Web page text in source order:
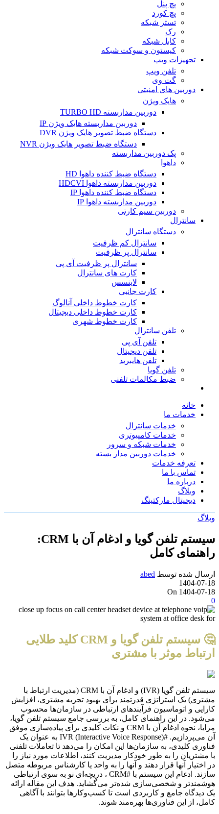
پچ پنل
پچ کورد
تستر شبکه
رک
کابل شبکه
کیستون و سوکت شبکه
تجهیزات ویپ
تلفن ویپ
گت وی
دوربین های امنیتی
هایک ویژن
دوربین مداربسته TURBO HD
دوربین مداربسته هایک ویژن IP
دستگاه ضبط تصویر هایک ویژن DVR
دستگاه ضبط تصویر هایک ویژن NVR
پک دوربین مداربسته
داهوا
دستگاه ضبط کننده داهوا HD
دوربین مداربسته داهوا HDCVI
دستگاه ضبط کننده داهوا IP
دوربین مداربسته داهوا IP
دوربین سیم کارتی
سانترال
دستگاه سانترال
سانترال کم ظرفیت
سانترال پر ظرفیت
سانترال پر ظرفیت آی پی
کارت های سانترال
لاینسس
کارت جانبی
کارت خطوط داخلی آنالوگ
کارت خطوط داخلی دیجیتال
کارت خطوط شهری
تلفن سانترال
تلفن آی پی
تلفن دیجیتال
تلفن هایبرید
تلفن گویا
ضبط مکالمات تلفنی
خانه
خدمات ما
خدمات سانترال
خدمات کامپیوتری
خدمات شبکه و سرور
خدمات دوربین مدار بسته
تعرفه خدمات
تماس با ما
درباره ما
وبلاگ
دیجیتال مارکتینگ
وبلاگ
سیستم تلفن گویا و ادغام آن با CRM:
راهنمای کامل
ارسال شده توسط abed
1404-07-18
On 1404-07-18
0
🤔 سیستم تلفن گویا و CRM کلید طلایی
ارتباط موثر با مشتری
سیستم تلفن گویا (IVR) و ادغام آن با CRM (مدیریت ارتباط با
مشتری) یک استراتژی قدرتمند برای بهبود تجربه مشتری، افزایش
کارایی و اتوماسیون فرآیندهای ارتباطی در سازمان‌ها محسوب
می‌شود. در این راهنمای کامل، به بررسی جامع سیستم تلفن گویا،
مزایا، نحوه ادغام آن با CRM و نکات کلیدی برای پیاده‌سازی موفق
آن می‌پردازیم. #IVR (Interactive Voice Response) به عنوان یک
فناوری کلیدی، به سازمان‌ها این امکان را می‌دهد تا تعاملات تلفنی
با مشتریان را به طور خودکار مدیریت کنند، اطلاعات مورد نیاز را
در اختیار آنها قرار دهند و آنها را به واحد یا کارشناس مربوطه متصل
سازند. ادغام این سیستم با #CRM ، دریچه‌ای نو به سوی ارتباطی
هوشمندتر و شخصی‌سازی شده‌تر می‌گشاید. هدف این مقاله ارائه
یک دیدگاه جامع و کاربردی است تا کسب‌وکارها بتوانند با آگاهی
کامل، از این فناوری‌ها بهره‌مند شوند.